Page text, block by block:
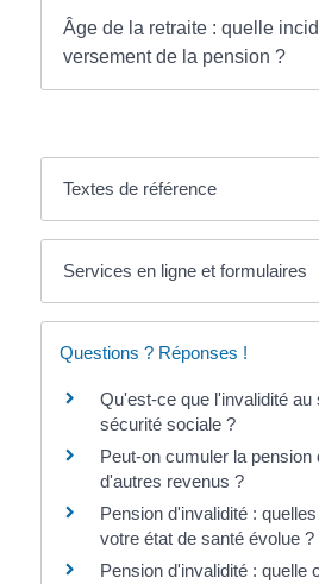
Âge de la retraite : quelle
versement de la pension ?
Textes de référence
Services en ligne et formulaires
Questions ? Réponses !
Qu'est-ce que l'invalidité au
sécurité sociale ?
Peut-on cumuler la pension
d'autres revenus ?
Pension d'invalidité :
votre état de santé évolue ?
Pension d'invalidité : quelle